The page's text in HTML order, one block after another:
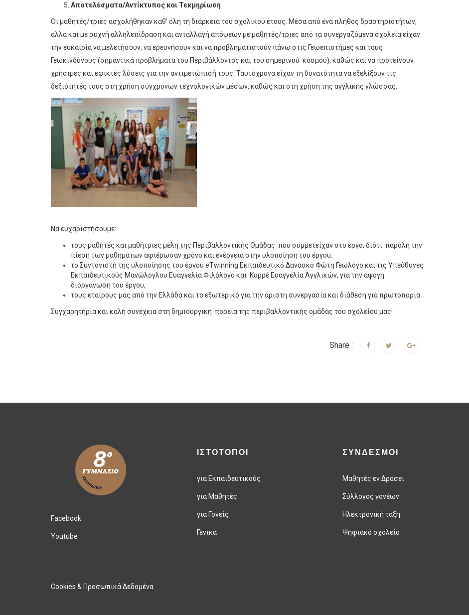
Αποτελέσματα/Αντίκτυπος και Τεκμηρίωση
Οι μαθητές/τριες ασχολήθηκαν καθ’ όλη τη διάρκεια του σχολικού έτους. Μέσα από ένα πλήθος δραστηριοτήτων,
αλλά και με συχνή αλληλεπίδραση και ανταλλαγή απόψεων με μαθητές/τριες από τα συνεργαζόμενα σχολεία είχαν
την ευκαιρία να μελετήσουν, να ερευνήσουν και να προβληματιστούν πάνω στις Γεωεπιστήμες και τους
Γεωκινδύνους (σημαντικά προβλήματα του Περιβάλλοντος και του σημερινού κόσμου), καθώς και να προτείνουν
χρήσιμες και εφικτές λύσεις για την αντιμετώπισή τους. Ταυτόχρονα είχαν τη δυνατότητα να εξελίξουν τις
δεξιότητές τους στη χρήση σύγχρονων τεχνολογικών μέσων, καθώς και στη χρήση της αγγλικής γλώσσας.
Να ευχαριστήσουμε:
τους μαθητές και μαθήτριες μέλη της Περιβαλλοντικής Ομάδας που συμμετείχαν στο έργο, διότι παρόλη την
πίεση των μαθημάτων αφιέρωσαν χρόνο και ενέργεια στην υλοποίηση του έργου.
το Συντονιστή της υλοποίησης του έργου eTwinning Εκπαιδευτικό Δανάσκο Φώτη Γεωλόγο και τις Υπεύθυνες
Εκπαιδευτικούς Μανώλογλου Ευαγγελία Φιλόλογο και Κορρέ Ευαγγελία Αγγλικών, για την άψογη
διοργάνωση του έργου,
τους εταίρους μας από την Ελλάδα και το εξωτερικό για την άριστη συνεργασία και διάθεση για πρωτοπορία.
Συγχαρητήρια και καλή συνέχεια στη δημιουργική πορεία της περιβαλλοντικής ομάδας του σχολείου μας!
Share :
Facebook
Youtube
Cookies & Προσωπικά Δεδομένα
ΙΣΤΟΤΟΠΟΙ
για Εκπαιδευτικούς
για Μαθητές
για Γονείς
Γενικά
ΣΥΝΔΕΣΜΟΙ
Μαθητές εν Δράσει
Σύλλογος γονέων
Ηλεκτρονική τάξη
Ψηφιακό σχολείο